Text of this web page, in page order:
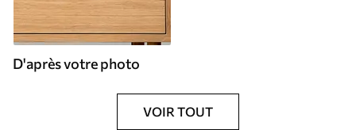
D'après votre photo
VOIR TOUT